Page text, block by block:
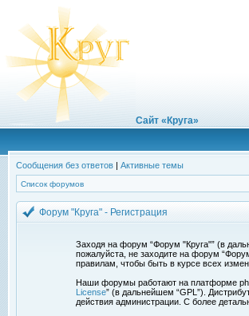
Сайт «Круга»
Сообщения без ответов | Активные темы
Список форумов
Форум "Круга" - Регистрация
Заходя на форум “Форум "Круга"” (в
пожалуйста, не заходите на форум
правилам, чтобы быть в курсе всех
Наши форумы работают на платформе
License” (в дальнейшем “GPL”).
действия администрации. С более